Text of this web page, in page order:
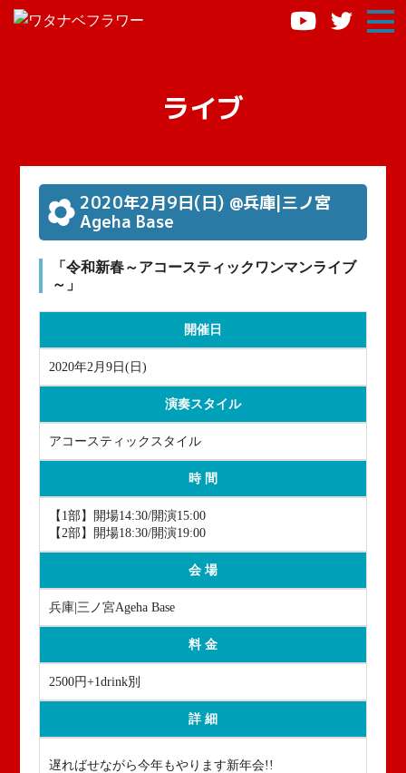
ライブ
2020年2月9日(日) @兵庫|三ノ宮
Ageha Base
「令和新春～アコースティックワンマンライブ
～」
開催日
2020年2月9日 (日)
演奏スタイル
アコースティックスタイル
時 間
【1部】開場14:30/開演15:00
【2部】開場18:30/開演19:00
会 場
兵庫|三ノ宮Ageha Base
料 金
2500円+1drink別
詳 細
遅ればせながら今年もやります新年会!!